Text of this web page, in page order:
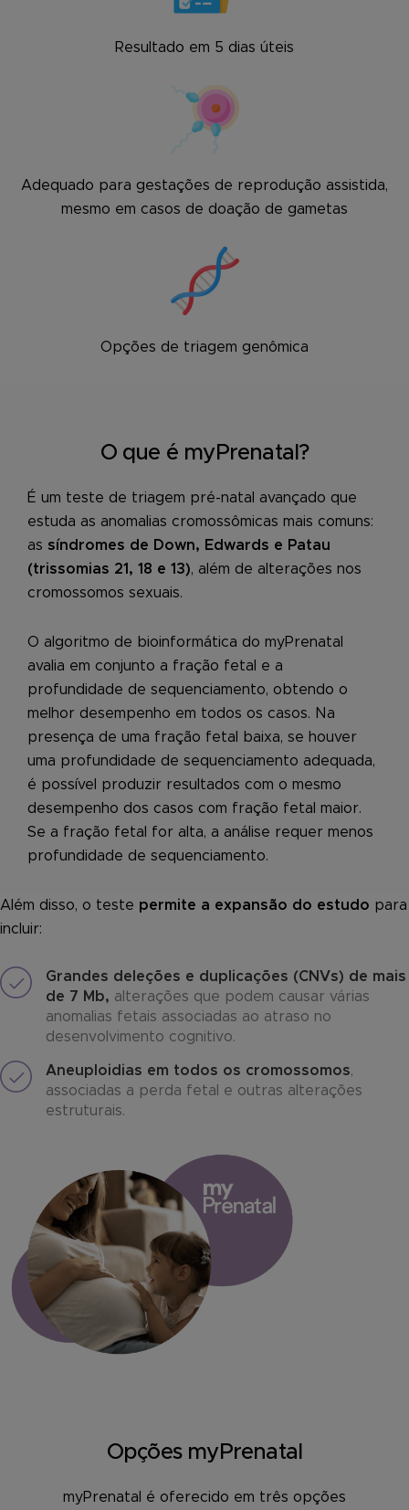
Resultado em 5 dias úteis
Adequado para gestações de reprodução assistida,
mesmo em casos de doação de gametas
Opções de triagem genômica
O que é myPrenatal?
É um teste de triagem pré-natal avançado que
estuda as anomalias cromossômicas mais comuns:
as síndromes de Down, Edwards e Patau
(trissomias 21, 18 e 13), além de alterações nos
cromossomos sexuais.
O algoritmo de bioinformática do myPrenatal
avalia em conjunto a fração fetal e a
profundidade de sequenciamento, obtendo o
melhor desempenho em todos os casos. Na
presença de uma fração fetal baixa, se houver
uma profundidade de sequenciamento adequada,
é possível produzir resultados com o mesmo
desempenho dos casos com fração fetal maior.
Se a fração fetal for alta, a análise requer menos
profundidade de sequenciamento.
Além disso, o teste permite a expansão do estudo para
incluir:
Grandes deleções e duplicações (CNVs) de mais
de 7 Mb, alterações que podem causar várias
anomalias fetais associadas ao atraso no
desenvolvimento cognitivo.
Aneuploidias em todos os cromossomos,
associadas a perda fetal e outras alterações
estruturais.
Opções myPrenatal
myPrenatal é oferecido em três opções